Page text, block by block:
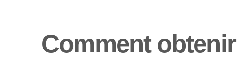
Comment